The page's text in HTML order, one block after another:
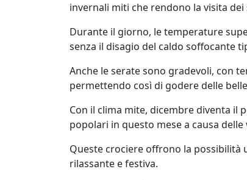
invernali miti che rendono la visita
Durante il giorno, le temperature
senza il disagio del caldo soffocante
Anche le serate sono gradevoli, con
permettendo così di godere delle
Con il clima mite, dicembre diventa il
popolari in questo mese a causa
Queste crociere offrono la possibilità
rilassante e festiva.